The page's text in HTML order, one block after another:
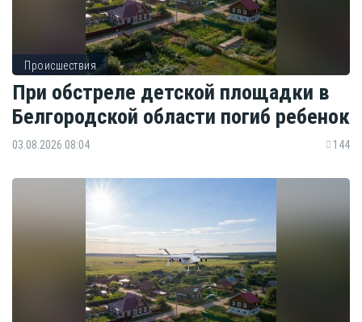
Происшествия
При обстреле детской площадки в
Белгородской области погиб ребенок
03.08.2026 08:04 144